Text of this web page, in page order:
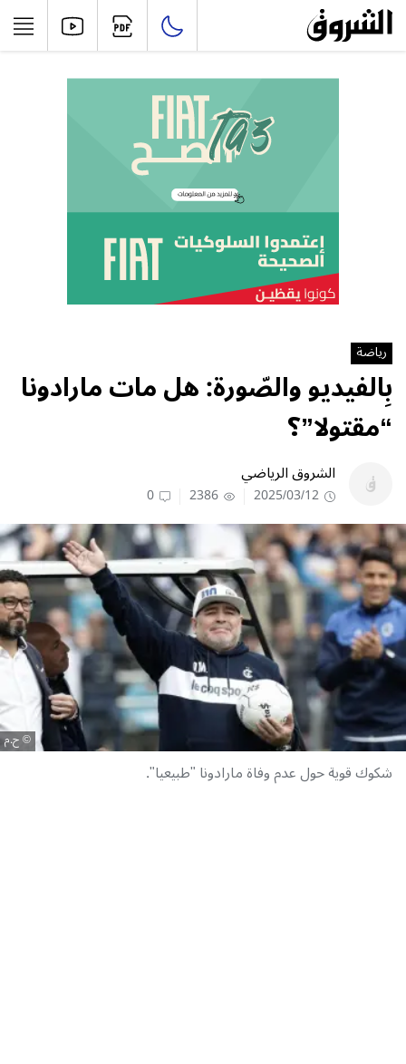
رياضة
بِالفيديو والصّورة: هل مات مارادونا
“مقتولا”؟
الشروق الرياضي
2025/03/12
2386
0
ح.م
شكوك قوية حول عدم وفاة مارادونا "طبيعيا".